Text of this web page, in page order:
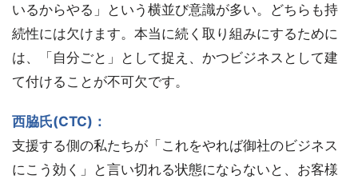
いるからやる」という横並び意識が多い。どちらも持
続性には欠けます。本当に続く取り組みにするために
は、「自分ごと」として捉え、かつビジネスとして建
て付けることが不可欠です。
西脇氏(CTC)：
支援する側の私たちが「これをやれば御社のビジネス
にこう効く」と言い切れる状態にならないと、お客様